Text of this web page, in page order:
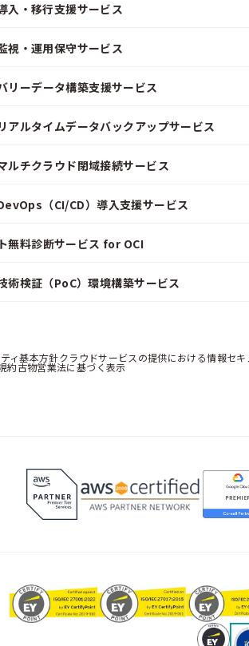
入・移行支援サービス
視・運用保守サービス
リーデータ構築支援サービス
アルタイムデータバックアップサービス
ルチクラウド閉域接続サービス
（CI/CD）導入支援サービス
無料診断サービス for OCI
術検証（PoC）環境構築サービス
ィ基本方針クラウドサービスの提供における情報セキ
約古物営業法に基づく表示